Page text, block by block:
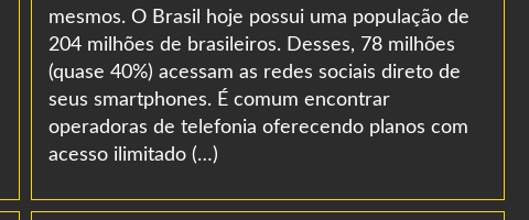
mesmos. O Brasil hoje possui uma população de
204 milhões de brasileiros. Desses, 78 milhões
(quase 40%) acessam as redes sociais direto de
seus smartphones. É comum encontrar
operadoras de telefonia oferecendo planos com
acesso ilimitado (…)